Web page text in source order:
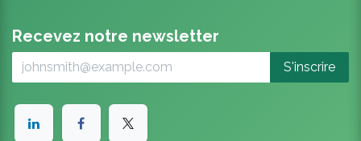
Recevez notre newsletter
S'inscrire